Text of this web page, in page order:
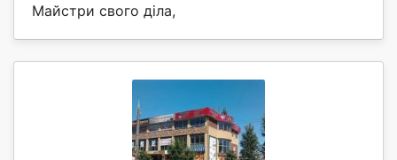
Майстри свого діла,